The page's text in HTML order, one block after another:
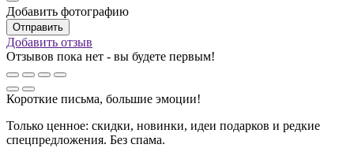
Добавить фотографию
Добавить отзыв
Отзывов пока нет - вы будете первым!
Короткие письма, большие эмоции!
Только ценное: скидки, новинки, идеи подарков и редкие
спецпредложения. Без спама.